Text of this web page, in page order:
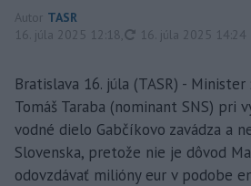
Autor TASR
16. júla 2025 12:18
aktualizované
16. júla 2025 14:24
Bratislava 16. júla (TASR) -
Tomáš Taraba (nominant SNS) pri
vodné dielo Gabčíkovo zavádza a
Slovenska, pretože nie je dôvod
odovzdávať milióny eur v podobe